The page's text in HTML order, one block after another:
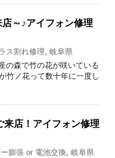
～♪アイフォン修理
ス割れ修理, 岐阜県
の森で竹の花が咲いている
竹ノ花って数十年に一度し
店！アイフォン修理
膨張 or 電池交換, 岐阜県